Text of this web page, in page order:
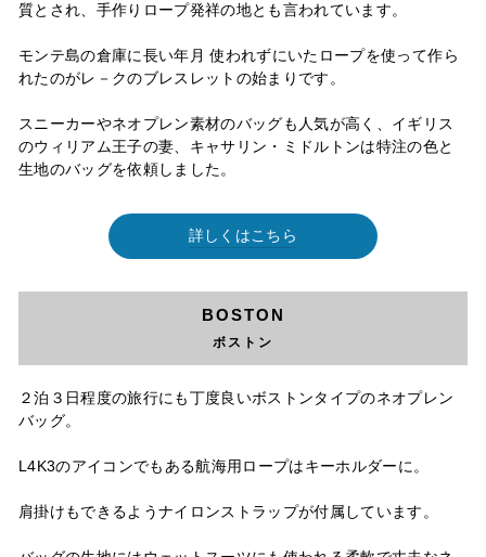
質とされ、手作りロープ発祥の地とも言われています。
モンテ島の倉庫に長い年月 使われずにいたロープを使って作ら
れたのがレ－クのブレスレットの始まりです。
スニーカーやネオプレン素材のバッグも人気が高く、イギリス
のウィリアム王子の妻、キャサリン・ミドルトンは特注の色と
生地のバッグを依頼しました。
詳しくはこちら
BOSTON
ボストン
２泊３日程度の旅行にも丁度良いボストンタイプのネオプレン
バッグ。
L4K3のアイコンでもある航海用ロープはキーホルダーに。
肩掛けもできるようナイロンストラップが付属しています。